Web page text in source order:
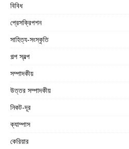
বিবিধ
প্রেসক্রিপশন
সাহিত্য-সংস্কৃতি
গল্প স্বল্প
সম্পাদকীয়
উত্তর সম্পাদকীয়
নিকট-দূর
ক্যাম্পাস
কেরিয়ার